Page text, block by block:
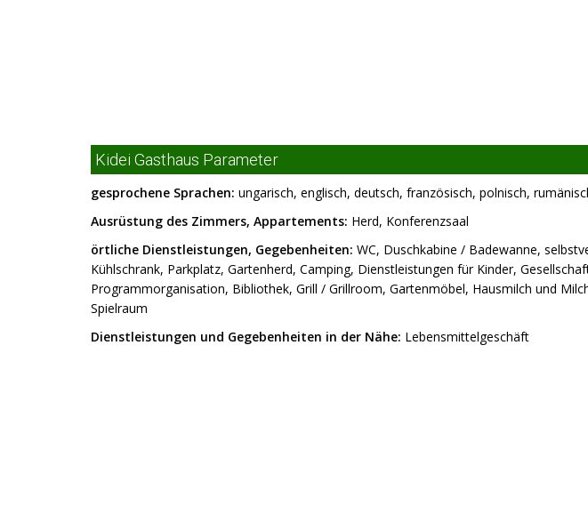
Kidei Gasthaus Parameter
gesprochene Sprachen: ungarisch, englisch, deutsch, französisch, polnisch,
Ausrüstung des Zimmers, Appartements: Herd, Konferenzsaal
örtliche Dienstleistungen, Gegebenheiten: WC, Duschkabine / Badewanne,
Kühlschrank, Parkplatz, Gartenherd, Camping, Dienstleistungen für Kinder,
Programmorganisation, Bibliothek, Grill / Grillroom, Gartenmöbel, Hausmilch und
Spielraum
Dienstleistungen und Gegebenheiten in der Nähe: Lebensmittelgeschäft